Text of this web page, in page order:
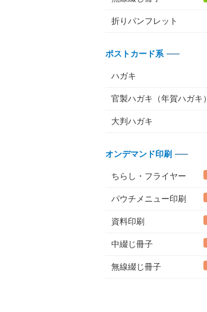
折りパンフレット
ポストカード系
ハガキ
官製ハガキ（年賀ハガキ）
大判ハガキ
オンデマンド印刷
ちらし・フライヤー
パウチメニュー印刷
資料印刷
中綴じ冊子
無線綴じ冊子